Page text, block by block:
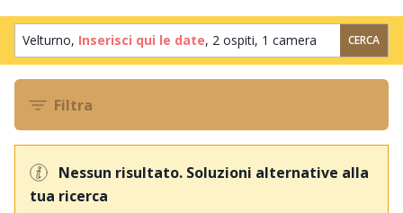
Velturno, Inserisci qui le date, 2 ospiti, 1 camera CERCA
Filtra
Nessun risultato. Soluzioni alternative alla
tua ricerca